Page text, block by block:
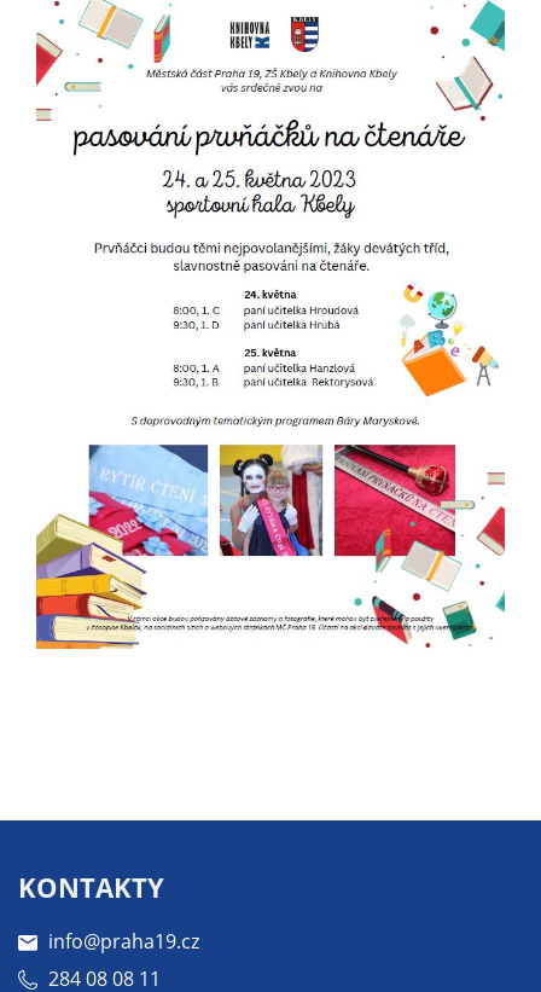
KONTAKTY
info@praha19.cz
284 08 08 11
cookies
zpracováváme
souhrnně, bez
identifikátorů,
na konkrétní
uživatelé
našeho webu.
Pokud
vypnete
používání
analytických
cookies ve
vztahu k Vaší
návštěvě,
ztrácíme
možnost
analýzy
výkonu a
optimalizace
našich
soubory cookie a